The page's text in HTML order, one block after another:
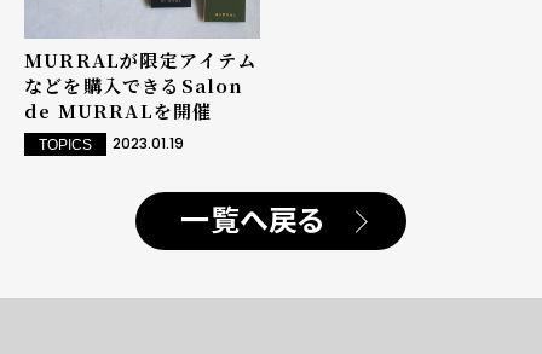
MURRALが限定アイテム
などを購入できるSalon
de MURRALを開催
TOPICS 2023.01.19
一覧へ戻る